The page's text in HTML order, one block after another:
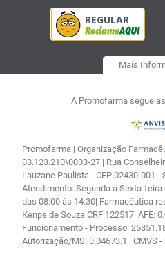
Mais
A Promofarma segue
Promofarma | Organização
03.123.210\0003-27 | Rua
Lauzane Paulista - CEP 02430-001 -
Atendimento: Segunda à Sexta-
das 08:00 às 14:30| Farmacêutica
Kenps de Souza CRF 122517| AFE:
Funcionamento - Processo:
Autorização/MS: 0.04673.1 | CMVS